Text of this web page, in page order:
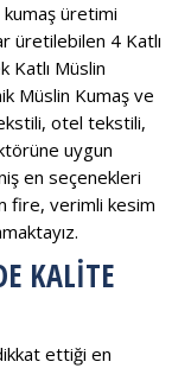
üretimi
üretilebilen 4 Katlı
Katlı Müslin
Müslin Kumaş ve
otel tekstili,
uygun
en seçenekleri
fire, verimli kesim
KALITE
ettiği en